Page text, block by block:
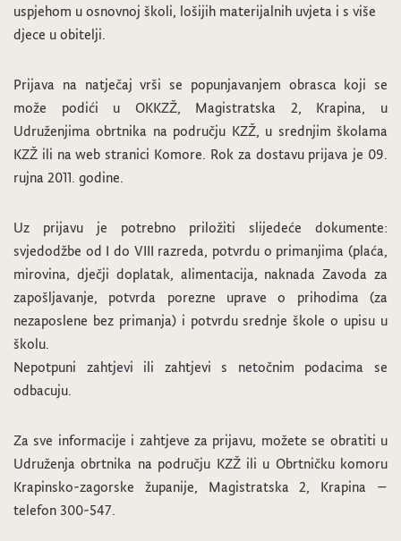
uspjehom u osnovnoj školi, lošijih materijalnih uvjeta i s više
djece u obitelji.
Prijava na natječaj vrši se popunjavanjem obrasca koji se
može podići u OKKZŽ, Magistratska 2, Krapina, u
Udruženjima obrtnika na području KZŽ, u srednjim školama
KZŽ ili na web stranici Komore. Rok za dostavu prijava je 09.
rujna 2011. godine.
Uz prijavu je potrebno priložiti slijedeće dokumente:
svjedodžbe od I do VIII razreda, potvrdu o primanjima (plaća,
mirovina, dječji doplatak, alimentacija, naknada Zavoda za
zapošljavanje, potvrda porezne uprave o prihodima (za
nezaposlene bez primanja) i potvrdu srednje škole o upisu u
školu.
Nepotpuni zahtjevi ili zahtjevi s netočnim podacima se
odbacuju.
Za sve informacije i zahtjeve za prijavu, možete se obratiti u
Udruženja obrtnika na području KZŽ ili u Obrtničku komoru
Krapinsko-zagorske županije, Magistratska 2, Krapina –
telefon 300-547.